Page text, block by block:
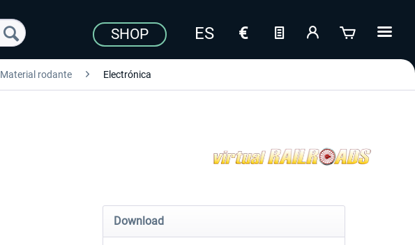
SHOP
Material rodante Electrónica
Download